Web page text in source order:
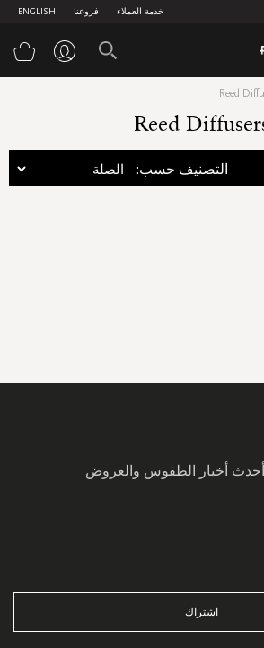
ENGLISH فروعنا خدمة العملاء
Reed
Reed
:التصنيف حسب
أخبار الطقوس والعروض
اشتراك